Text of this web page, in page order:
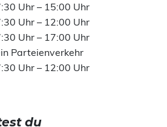
Uhr – 15:00 Uhr
Uhr – 12:00 Uhr
Uhr – 17:00 Uhr
Parteienverkehr
Uhr – 12:00 Uhr
du